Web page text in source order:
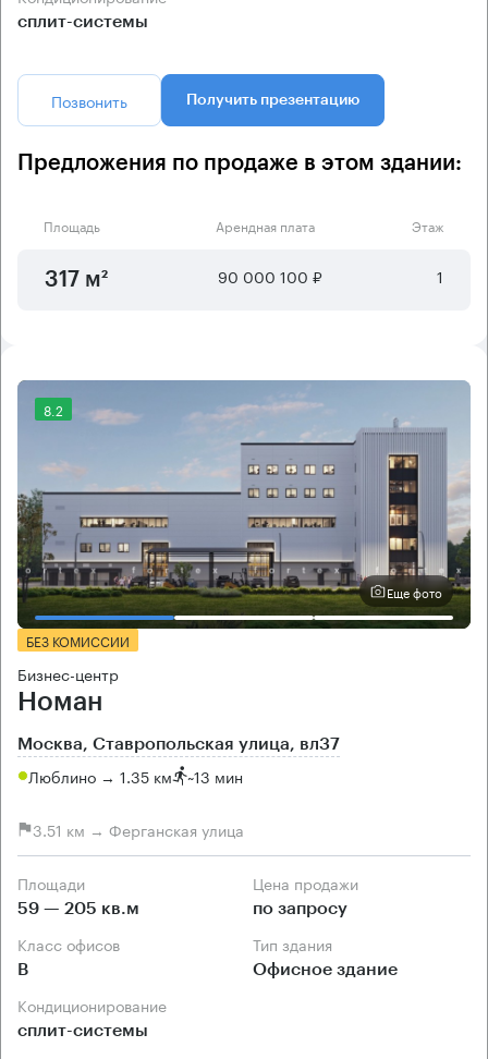
сплит-системы
Позвонить Получить презентацию
Предложения по продаже в этом здании:
Площадь Арендная плата Этаж
317 м² 90 000 100 ₽ 1
8.2
Еще фото
БЕЗ КОМИССИИ
Бизнес-центр
Номан
Москва, Ставропольская улица, вл37
Люблино → 1.35 км ~13 мин
3.51 км → Ферганская улица
Площади
59 — 205 кв.м
Цена продажи
по запросу
Класс офисов
B
Тип здания
Офисное здание
Кондиционирование
сплит-системы